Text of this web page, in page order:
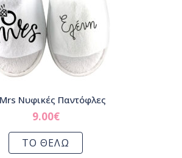
Νυφικές Παντόφλες
9.00€
ΤΟ ΘΕΛΩ